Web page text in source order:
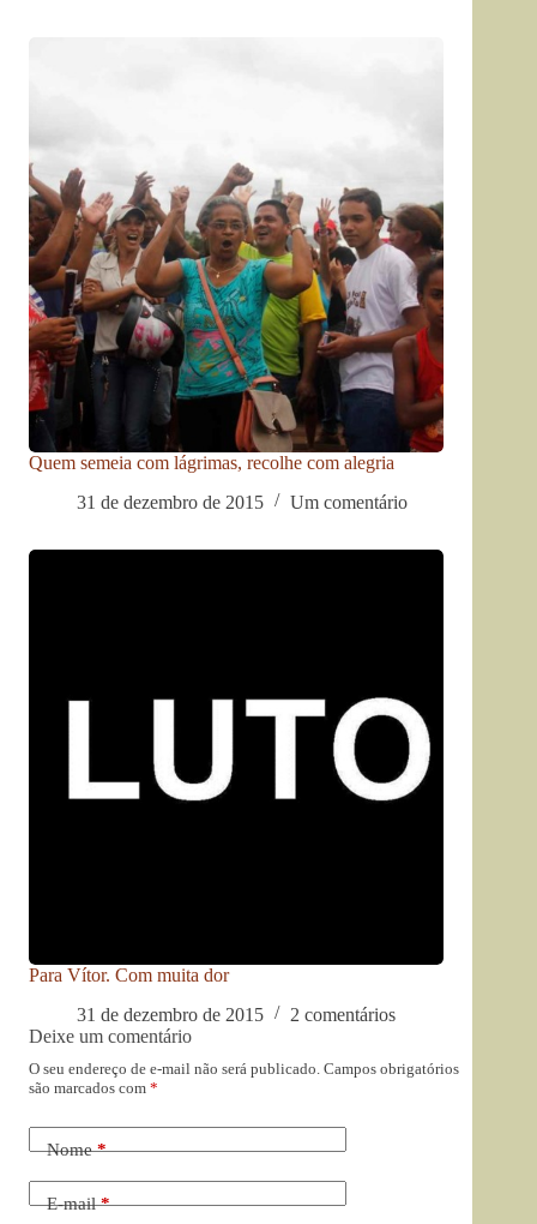
Quem semeia com lágrimas, recolhe com alegria
31 de dezembro de 2015
Um comentário
Para Vítor. Com muita dor
31 de dezembro de 2015
2 comentários
Deixe um comentário
O seu endereço de e-mail não será publicado. Campos obrigatórios
são marcados com *
Nome*
E-mail*